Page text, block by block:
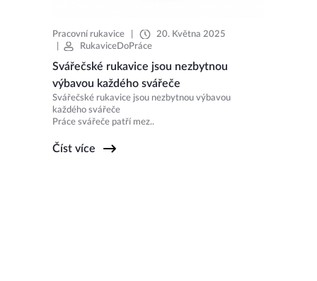
Pracovní rukavice
20. Května 2025
RukaviceDoPráce
Svářečské rukavice jsou nezbytnou
výbavou každého svářeče
Svářečské rukavice jsou nezbytnou výbavou
každého svářeče
Práce svářeče patří mez..
Číst více